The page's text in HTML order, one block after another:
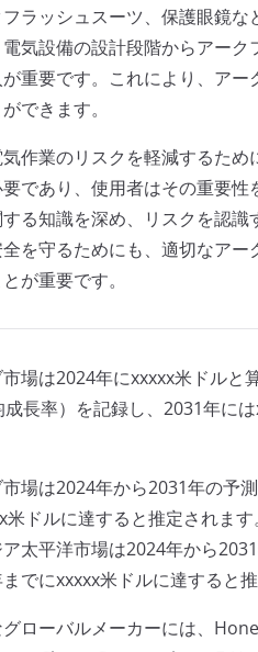
ラッシュスーツ、保護眼鏡
気設備の設計段階からアー
重要です。これにより、アー
できます。
作業のリスクを軽減するた
であり、使用者はその重要
る知識を深め、リスクを認
を守るためにも、適切なア
が重要です。
場は2024年にxxxxx米ドルと
長率）を記録し、2031年に
場は2024年から2031年の予
ドルに達すると推定されます。
太平洋市場は2024年から
でにxxxxx米ドルに達すると推
ローバルメーカーには、